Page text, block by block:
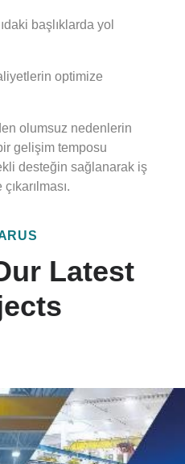
başlıklarda yol
optimize
olumsuz nedenlerin
gelişim temposu
desteğin sağlanarak iş
Latest